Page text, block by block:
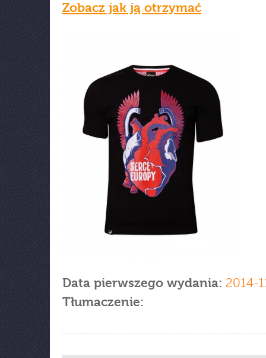
Zobacz jak ją otrzymać
Data pierwszego wydania: 2014-
Tłumaczenie: